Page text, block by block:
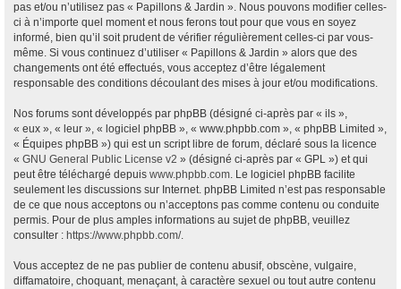
pas et/ou n’utilisez pas « Papillons & Jardin ». Nous pouvons modifier celles-
ci à n’importe quel moment et nous ferons tout pour que vous en soyez
informé, bien qu’il soit prudent de vérifier régulièrement celles-ci par vous-
même. Si vous continuez d’utiliser « Papillons & Jardin » alors que des
changements ont été effectués, vous acceptez d’être légalement
responsable des conditions découlant des mises à jour et/ou modifications.
Nos forums sont développés par phpBB (désigné ci-après par « ils »,
« eux », « leur », « logiciel phpBB », « www.phpbb.com », « phpBB Limited »,
« Équipes phpBB ») qui est un script libre de forum, déclaré sous la licence
« GNU General Public License v2 » (désigné ci-après par « GPL ») et qui
peut être téléchargé depuis www.phpbb.com. Le logiciel phpBB facilite
seulement les discussions sur Internet. phpBB Limited n’est pas responsable
de ce que nous acceptons ou n’acceptons pas comme contenu ou conduite
permis. Pour de plus amples informations au sujet de phpBB, veuillez
consulter : https://www.phpbb.com/.
Vous acceptez de ne pas publier de contenu abusif, obscène, vulgaire,
diffamatoire, choquant, menaçant, à caractère sexuel ou tout autre contenu